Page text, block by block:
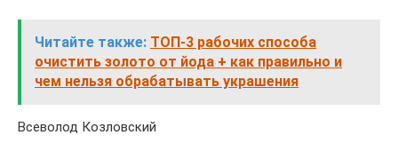
Читайте также: ТОП-3 рабочих способа
очистить золото от йода + как правильно и
чем нельзя обрабатывать украшения
Всеволод Козловский